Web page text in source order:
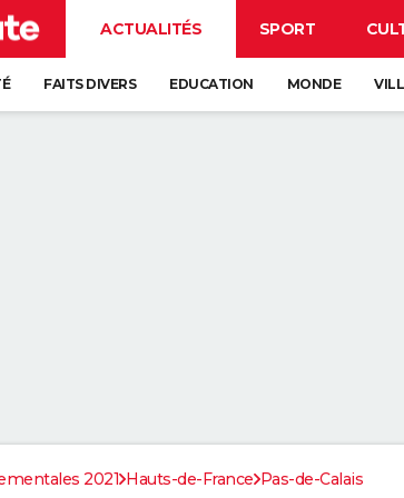
ACTUALITÉS SPORT
FAITS DIVERS EDUCATION MONDE
2021 Hauts-de-France Pas-de-Calais